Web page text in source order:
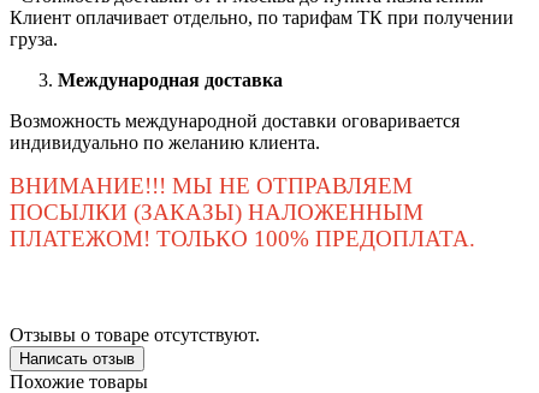
Клиент оплачивает отдельно, по тарифам ТК при получении
груза.
Международная доставка
Возможность международной доставки оговаривается
индивидуально по желанию клиента.
ВНИМАНИЕ!!! МЫ НЕ ОТПРАВЛЯЕМ
ПОСЫЛКИ (ЗАКАЗЫ) НАЛОЖЕННЫМ
ПЛАТЕЖОМ! ТОЛЬКО 100% ПРЕДОПЛАТА.
Отзывы о товаре отсутствуют.
Написать отзыв
Похожие товары